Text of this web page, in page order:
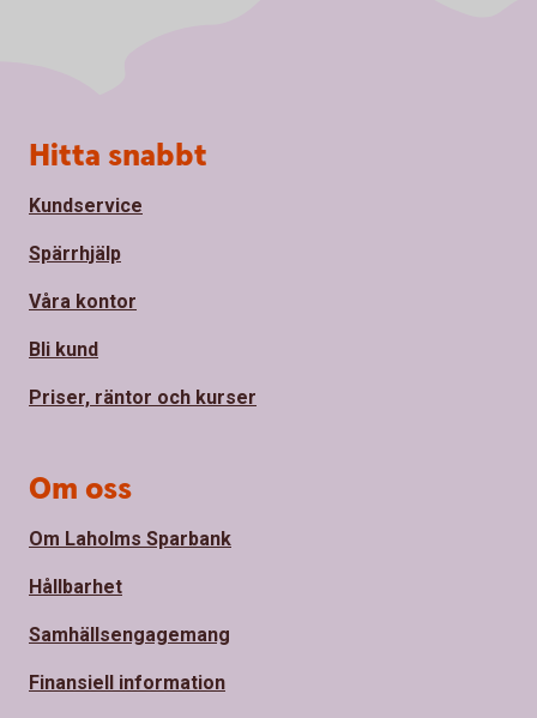
Sidfot
Hitta snabbt
Kundservice
Spärrhjälp
Våra kontor
Bli kund
Priser, räntor och kurser
Om oss
Om Laholms Sparbank
Hållbarhet
Samhällsengagemang
Finansiell information